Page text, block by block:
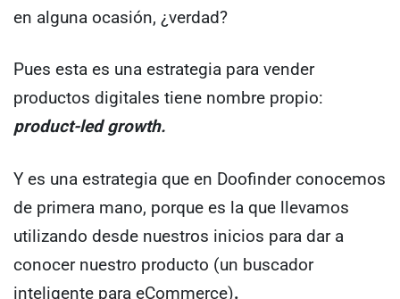
en alguna ocasión, ¿verdad?
Pues esta es una estrategia para vender
productos digitales tiene nombre propio:
product-led growth.
Y es una estrategia que en Doofinder conocemos
de primera mano, porque es la que llevamos
utilizando desde nuestros inicios para dar a
conocer nuestro producto (un buscador
inteligente para eCommerce).